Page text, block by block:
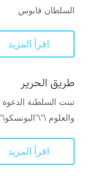
السلطان قابوس
اقرأ المزيد
طريق الحرير
تبنت السلطنة الدعوة
والعلوم
اقرأ المزيد